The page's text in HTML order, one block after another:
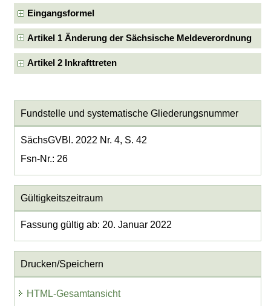
Eingangsformel
Artikel 1 Änderung der Sächsische Meldeverordnung
Artikel 2 Inkrafttreten
Fundstelle und systematische Gliederungsnummer
SächsGVBl. 2022 Nr. 4, S. 42
Fsn-Nr.: 26
Gültigkeitszeitraum
Fassung gültig ab: 20. Januar 2022
Drucken/Speichern
HTML-Gesamtansicht